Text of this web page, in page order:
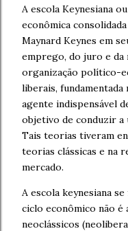
A escola Keynesiana
econômica
Maynard Keynes em
emprego, do juro e da
organização político-
liberais, fundamentada
agente indispensável
objetivo de conduzir a
Tais teorias tiveram
teorias clássicas e na
mercado.
A escola keynesiana
ciclo econômico não
neoclássicos